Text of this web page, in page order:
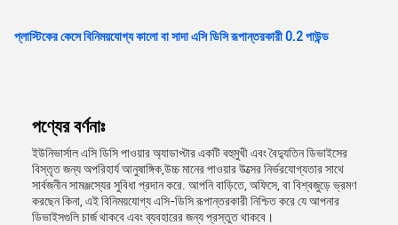
প্লাস্টিকের কেসে বিনিময়যোগ্য কালো বা সাদা এসি ডিসি রূপান্তরকারী 0.2 পাউন্ড
পণ্যের বর্ণনাঃ
ইউনিভার্সাল এসি ডিসি পাওয়ার অ্যাডাপ্টার একটি বহুমুখী এবং বৈদ্যুতিন ডিভাইসের
বিস্তৃত জন্য অপরিহার্য আনুষাঙ্গিক,উচ্চ মানের পাওয়ার উত্সের নির্ভরযোগ্যতার সাথে
সার্বজনীন সামঞ্জস্যের সুবিধা প্রদান করে. আপনি বাড়িতে, অফিসে, বা বিশ্বজুড়ে ভ্রমণ
করছেন কিনা, এই বিনিময়যোগ্য এসি-ডিসি রূপান্তরকারী নিশ্চিত করে যে আপনার
ডিভাইসগুলি চার্জ থাকবে এবং ব্যবহারের জন্য প্রস্তুত থাকবে।